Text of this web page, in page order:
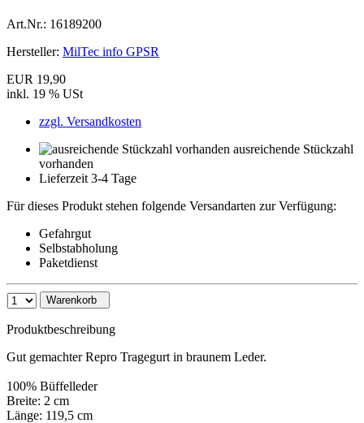
Art.Nr.: 16189200
Hersteller: MilTec info GPSR
EUR 19,90
inkl. 19 % USt
zzgl. Versandkosten
ausreichende Stückzahl
vorhanden
Lieferzeit 3-4 Tage
Für dieses Produkt stehen folgende Versandarten zur Verfügung:
Gefahrgut
Selbstabholung
Paketdienst
Warenkorb
Produktbeschreibung
Gut gemachter Repro Tragegurt in braunem Leder.
100% Büffelleder
Breite: 2 cm
Länge: 119,5 cm